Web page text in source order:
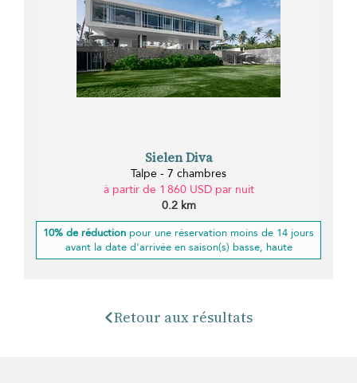
Sielen Diva
Talpe - 7 chambres
à partir de 1 860 USD par nuit
0.2 km
10% de réduction pour une réservation moins de 14 jours
avant la date d'arrivée en saison(s) basse, haute
Retour aux résultats